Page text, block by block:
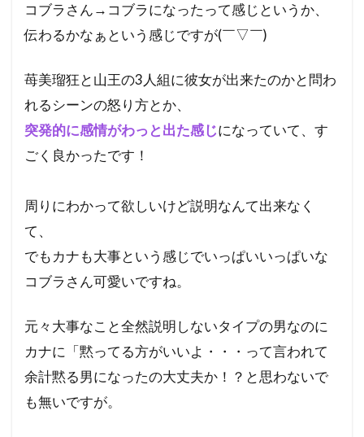
コブラさん→コブラになったって感じというか、
伝わるかなぁという感じですが(￣▽￣)
苺美瑠狂と山王の3人組に彼女が出来たのかと問わ
れるシーンの怒り方とか、
突発的に感情がわっと出た感じになっていて、す
ごく良かったです！
周りにわかって欲しいけど説明なんて出来なく
て、
でもカナも大事という感じでいっぱいいっぱいな
コブラさん可愛いですね。
元々大事なこと全然説明しないタイプの男なのに
カナに「黙ってる方がいいよ・・・って言われて
余計黙る男になったの大丈夫か！？と思わないで
も無いですが。